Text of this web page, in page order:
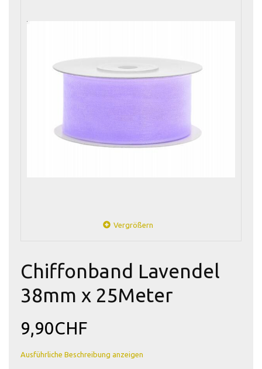
Vergrößern
Chiffonband Lavendel
38mm x 25Meter
9,90CHF
Ausführliche Beschreibung anzeigen